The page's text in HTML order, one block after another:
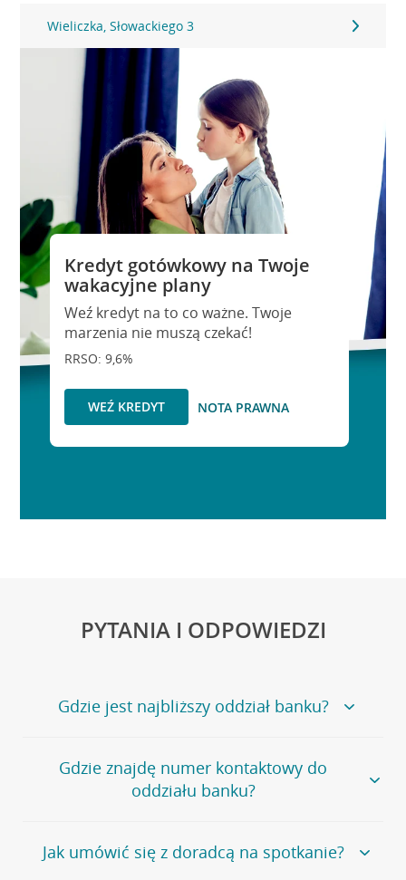
Wieliczka, Słowackiego 3
Kredyt gotówkowy na Twoje
wakacyjne plany
Weź kredyt na to co ważne. Twoje
marzenia nie muszą czekać!
RRSO: 9,6%
WEŹ KREDYT NOTA PRAWNA
PYTANIA I ODPOWIEDZI
Gdzie jest najbliższy oddział banku?
Jeśli szukasz oddziału naszego banku, zapraszamy na
stronęPlacówki i bankomaty, na której znajduje się
wygodna wyszukiwarka.
oddziałów
Gdzie znajdę numer kontaktowy do
oddziału banku?
Bank Credit Agricole nie udostępnia ogólnego numeru
telefonu do placówki bankowej.
Jak umówić się z doradcą na spotkanie?